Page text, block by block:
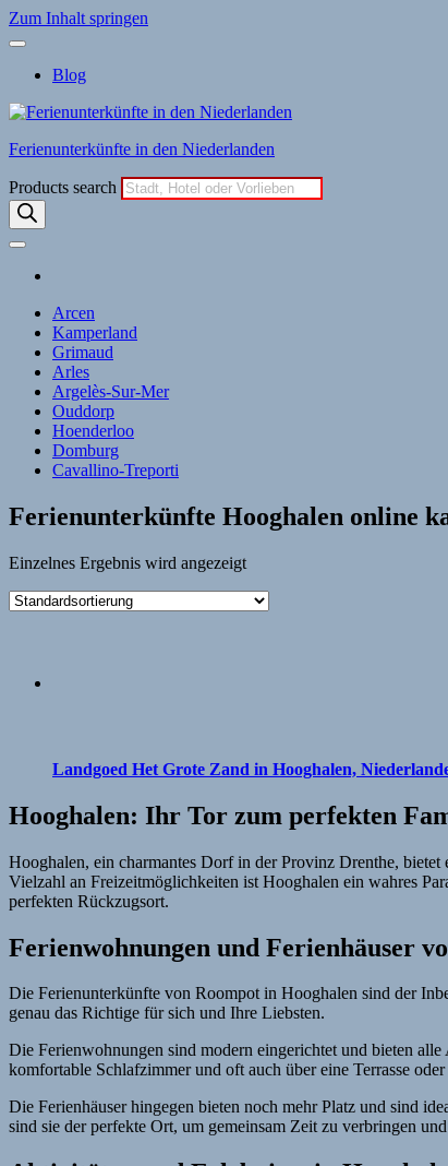
Zum Inhalt springen
Blog
Ferienunterkünfte in den Niederlanden
Products search
Arcen
Kamperland
Grimaud
Arles
Argelès-Sur-Mer
Ouddorp
Hoenderloo
Domburg
Cavallino-Treporti
Ferienunterkünfte Hooghalen online
Einzelnes Ergebnis wird angezeigt
Landgoed Het Grote Zand in Hooghalen,
Hooghalen: Ihr Tor zum perfekten
Hooghalen, ein charmantes Dorf in der Provinz Drenthe,
Vielzahl an Freizeitmöglichkeiten ist Hooghalen ein wahres
perfekten Rückzugsort.
Ferienwohnungen und Ferienhäuser
Die Ferienunterkünfte von Roompot in Hooghalen sind der
genau das Richtige für sich und Ihre Liebsten.
Die Ferienwohnungen sind modern eingerichtet und bieten
komfortable Schlafzimmer und oft auch über eine Terrasse
Die Ferienhäuser hingegen bieten noch mehr Platz und sind
sind sie der perfekte Ort, um gemeinsam Zeit zu verbringen